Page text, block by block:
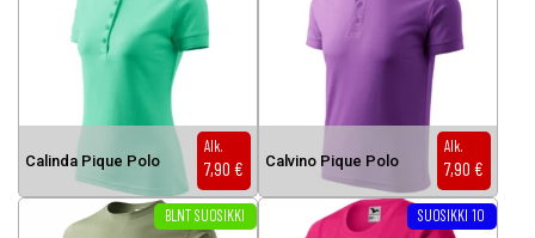
Ca­lin­da Pi­que Po­lo
Alk.
7,90 € Cal­vi­no Pi­que Po­lo
Alk.
7,90 €
BLNT SUOSIKKI
Tällä tuotteella on useampi muunnelma. Voit tehdä valinnat
SUOSIKKI 10
Tällä tuotteella on useampi